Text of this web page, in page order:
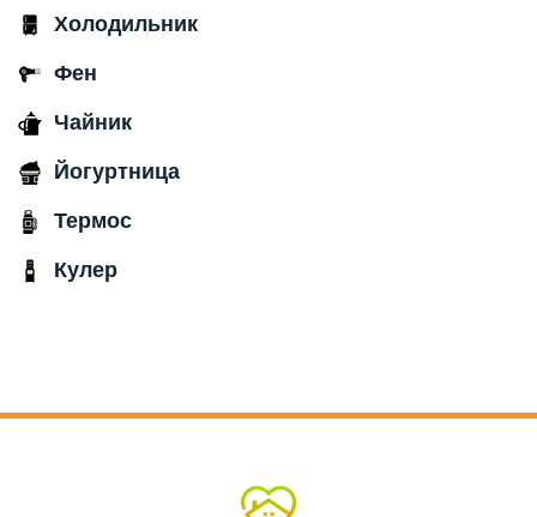
Холодильник
Фен
Чайник
Йогуртница
Термос
Кулер